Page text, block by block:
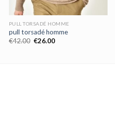
PULL TORSADÉ HOMME
pull torsadé homme
€42.00 €26.00